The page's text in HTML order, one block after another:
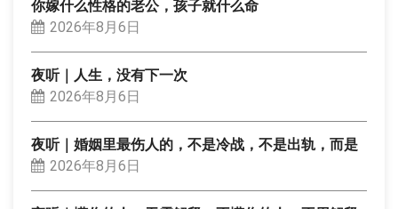
你嫁什么性格的老公，孩子就什么命
2026年8月6日
夜听｜人生，没有下一次
2026年8月6日
夜听｜婚姻里最伤人的，不是冷战，不是出轨，而是
2026年8月6日